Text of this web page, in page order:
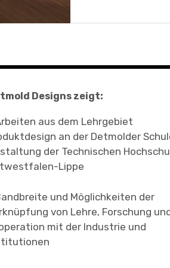
Designs zeigt:
aus dem Lehrgebiet
an der Detmolder
der Technischen
Lippe
und Möglichkeiten der
von Lehre, Forschung
mit der Industrie und